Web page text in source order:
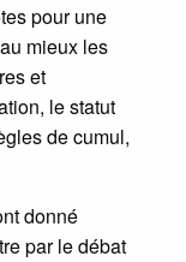
pour une
mieux les
et
le statut
de cumul,
donné
par le débat